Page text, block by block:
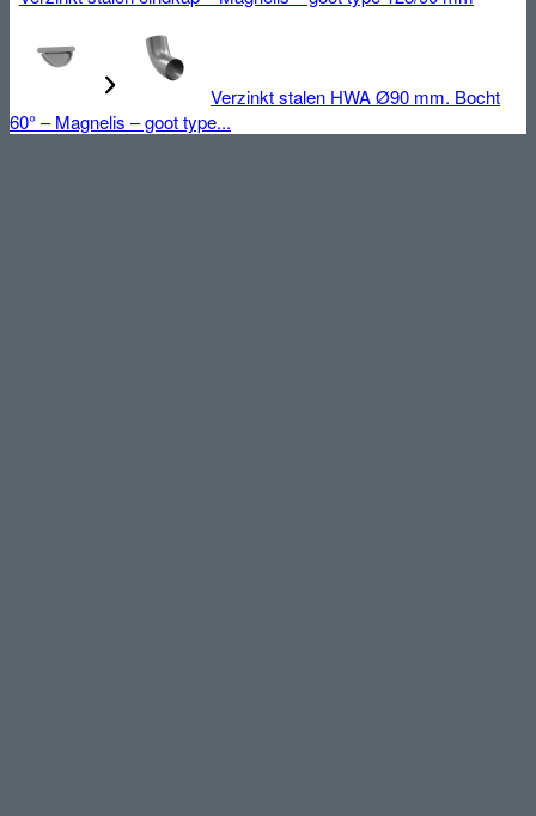
Verzinkt stalen HWA Ø90 mm. Bocht
60° – Magnelis – goot type...